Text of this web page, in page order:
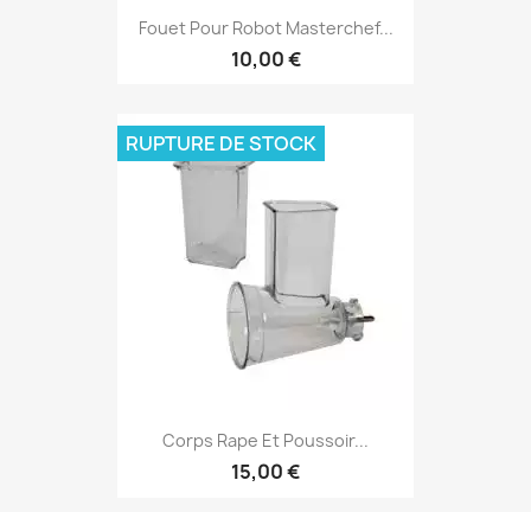
Fouet Pour Robot Masterchef...
10,00 €
Corps Rape Et Poussoir...
15,00 €
RUPTURE DE STOCK